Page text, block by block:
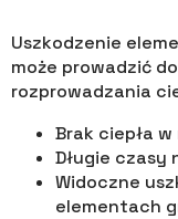
Uszkodzenie
może prowadzić
rozprowadzania
Brak ciepła
Długie czasy
Widoczne
elementach